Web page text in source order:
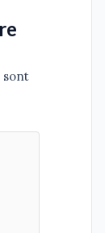
sont